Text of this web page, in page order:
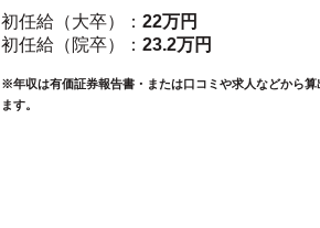
初任給（大卒）： 22万円
初任給（院卒）： 23.2万円
※年収は有価証券報告書・または口コミや求人などから算
ます。